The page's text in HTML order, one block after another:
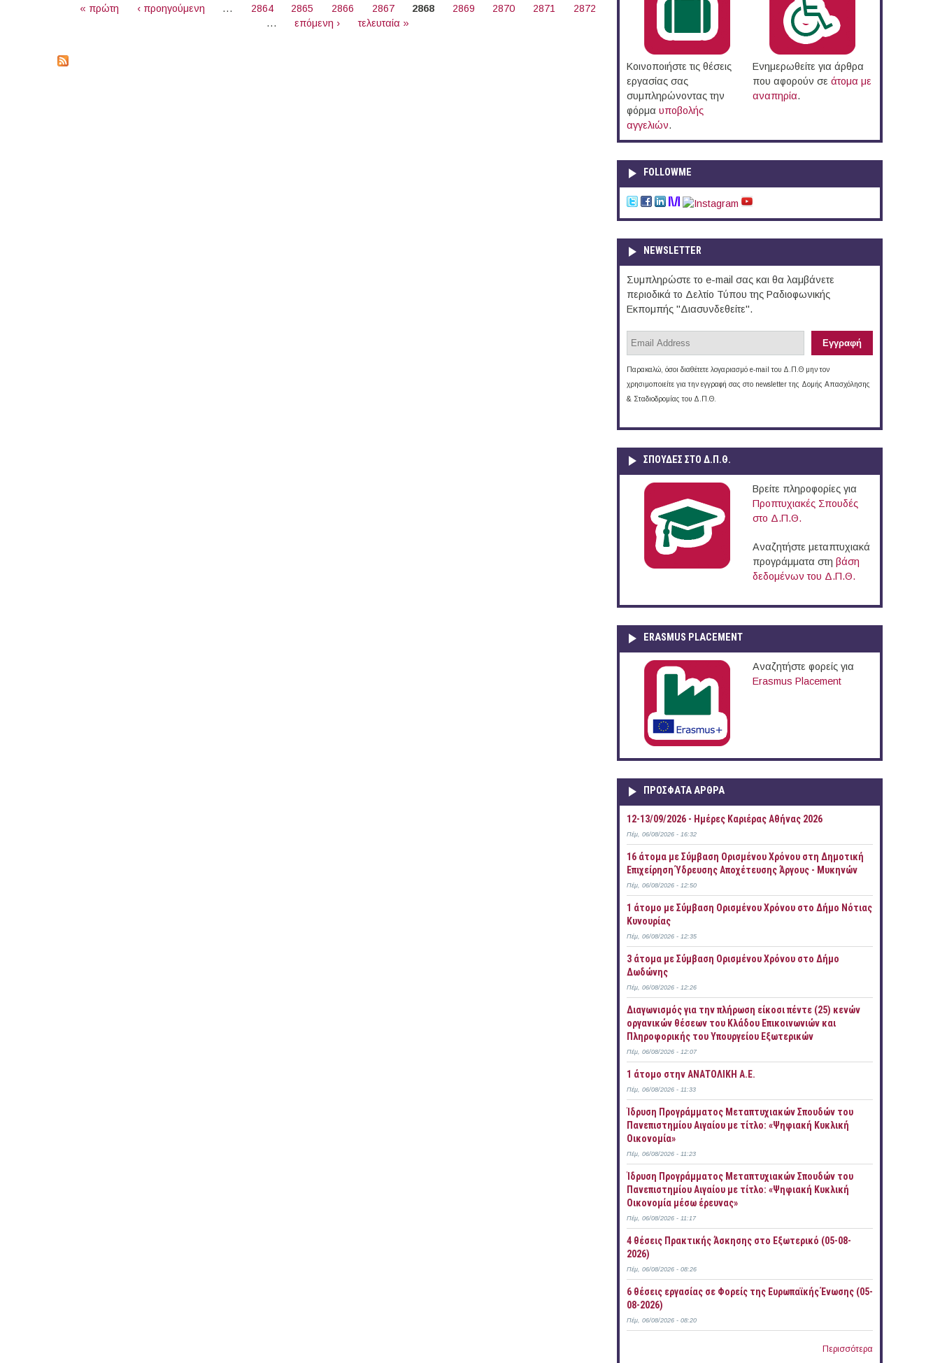
« πρώτη ‹ προηγούμενη … 2864 2865 2866 2867 2868 2869 2870 2871
2872
…
επόμενη › τελευταία »
Κοινοποιήστε τις θέσεις
εργασίας σας
συμπληρώνοντας την
φόρμα υποβολής
αγγελιών.
Ενημερωθείτε για άρθρα
που αφορούν σε άτομα με
αναπηρία.
FOLLOWME
NEWSLETTER
Συμπληρώστε το e-mail σας και θα λαμβάνετε
περιοδικά το Δελτίο Τύπου της Ραδιοφωνικής
Εκπομπής "Διασυνδεθείτε".
Παρακαλώ, όσοι διαθέτετε λογαριασμό e-mail του Δ.Π.Θ μην τον
χρησιμοποιείτε για την εγγραφή σας στο newsletter της Δομής Απασχόλησης
& Σταδιοδρομίας του Δ.Π.Θ.
ΣΠΟΥΔΈΣ ΣΤΟ Δ.Π.Θ.
Βρείτε πληροφορίες για
Προπτυχιακές Σπουδές
στο Δ.Π.Θ.
Αναζητήστε μεταπτυχιακά
προγράμματα στη βάση
δεδομένων του Δ.Π.Θ.
ERASMUS PLACEMENT
Αναζητήστε φορείς για
Erasmus Placement
ΠΡOΣΦΑΤΑ AΡΘΡΑ
12-13/09/2026 - Ημέρες Καριέρας Αθήνας 2026
Πέμ, 06/08/2026 - 16:32
16 άτομα με Σύμβαση Ορισμένου Χρόνου στη Δημοτική
Επιχείρηση Ύδρευσης Αποχέτευσης Άργους - Μυκηνών
Πέμ, 06/08/2026 - 12:50
1 άτομο με Σύμβαση Ορισμένου Χρόνου στο Δήμο Νότιας
Κυνουρίας
Πέμ, 06/08/2026 - 12:35
3 άτομα με Σύμβαση Ορισμένου Χρόνου στο Δήμο
Δωδώνης
Πέμ, 06/08/2026 - 12:26
Διαγωνισμός για την πλήρωση είκοσι πέντε (25) κενών
οργανικών θέσεων του Κλάδου Επικοινωνιών και
Πληροφορικής του Υπουργείου Εξωτερικών
Πέμ, 06/08/2026 - 12:07
1 άτομο στην ΑΝΑΤΟΛΙΚΗ Α.Ε.
Πέμ, 06/08/2026 - 11:33
Ίδρυση Προγράμματος Μεταπτυχιακών Σπουδών του
Πανεπιστημίου Αιγαίου με τίτλο: «Ψηφιακή Κυκλική
Οικονομία»
Πέμ, 06/08/2026 - 11:23
Ίδρυση Προγράμματος Μεταπτυχιακών Σπουδών του
Πανεπιστημίου Αιγαίου με τίτλο: «Ψηφιακή Κυκλική
Οικονομία μέσω έρευνας»
Πέμ, 06/08/2026 - 11:17
4 θέσεις Πρακτικής Άσκησης στο Εξωτερικό (05-08-
2026)
Πέμ, 06/08/2026 - 08:26
6 θέσεις εργασίας σε Φορείς της Ευρωπαϊκής Ένωσης (05-
08-2026)
Πέμ, 06/08/2026 - 08:20
Περισσότερα